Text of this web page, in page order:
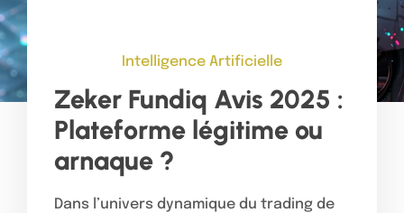
Intelligence Artificielle
Zeker Fundiq Avis 2025 :
Plateforme légitime ou
arnaque ?
Dans l’univers dynamique du trading de